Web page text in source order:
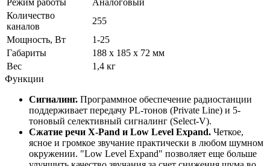
Количество
каналов
255
Мощность, Вт
1-25
Габариты
188 x 185 x 72 мм
Вес
1,4 кг
Функции
Сигналинг. Программное обеспечение радиостанции
поддерживает передачу PL-тонов (Private Line) и 5-
тоновый селективный сигналинг (Select-V).
Сжатие речи X-Pand и Low Level Expand. Четкое,
ясное и громкое звучание практически в любом шумном
окружении. "Low Level Expand" позволяет еще больше